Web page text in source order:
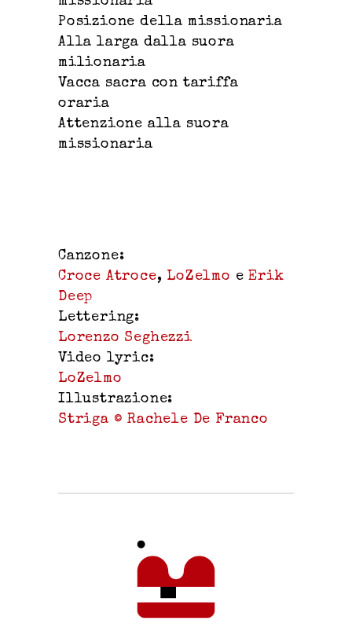
Posizione della missionaria
Alla larga dalla suora
milionaria
Vacca sacra con tariffa
oraria
Attenzione alla suora
missionaria
Canzone:
Croce Atroce, LoZelmo eErik
Deep
Lettering:
Lorenzo Seghezzi
Video lyric:
LoZelmo
Illustrazione:
Striga © Rachele De Franco